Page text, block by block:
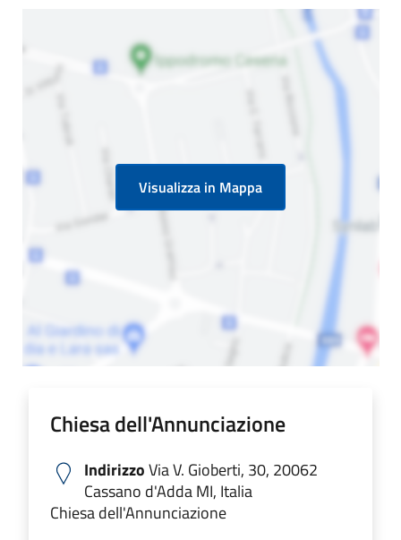
Visualizza in Mappa
Chiesa dell'Annunciazione
IndirizzoVia V. Gioberti, 30, 20062
Cassano d'Adda MI, Italia
Chiesa dell'Annunciazione